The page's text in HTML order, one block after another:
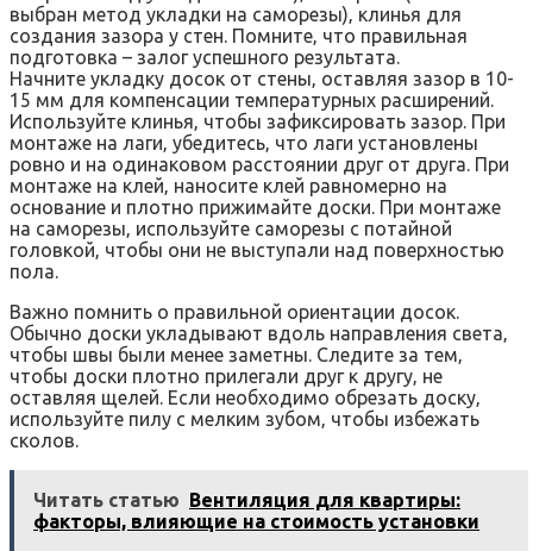
выбран метод укладки на саморезы)‚ клинья для
создания зазора у стен. Помните‚ что правильная
подготовка – залог успешного результата.
Начните укладку досок от стены‚ оставляя зазор в 10-
15 мм для компенсации температурных расширений.
Используйте клинья‚ чтобы зафиксировать зазор. При
монтаже на лаги‚ убедитесь‚ что лаги установлены
ровно и на одинаковом расстоянии друг от друга. При
монтаже на клей‚ наносите клей равномерно на
основание и плотно прижимайте доски. При монтаже
на саморезы‚ используйте саморезы с потайной
головкой‚ чтобы они не выступали над поверхностью
пола.
Важно помнить о правильной ориентации досок.
Обычно доски укладывают вдоль направления света‚
чтобы швы были менее заметны. Следите за тем‚
чтобы доски плотно прилегали друг к другу‚ не
оставляя щелей. Если необходимо обрезать доску‚
используйте пилу с мелким зубом‚ чтобы избежать
сколов.
Читать статью Вентиляция для квартиры:
факторы, влияющие на стоимость установки